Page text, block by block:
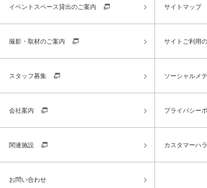
イベントスペース貸出のご案内
撮影・取材のご案内
スタッフ募集
会社案内
関連施設
お問い合わせ
サイトマップ
サイトご利用
ソーシャルメ
プライバシー
カスタマーハ